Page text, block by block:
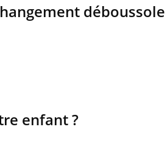
déboussole
enfant ?